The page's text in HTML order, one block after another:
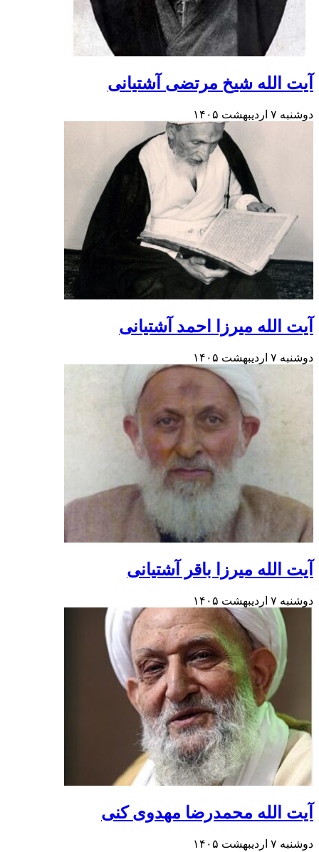
آیت الله شیخ مرتضی آشتیانی
دوشنبه ۷ اردیبهشت ۱۴۰۵
آیت الله میرزا احمد آشتیانی
دوشنبه ۷ اردیبهشت ۱۴۰۵
آیت الله میرزا باقر آشتیانی
دوشنبه ۷ اردیبهشت ۱۴۰۵
آیت الله محمدرضا مهدوی کنی
دوشنبه ۷ اردیبهشت ۱۴۰۵